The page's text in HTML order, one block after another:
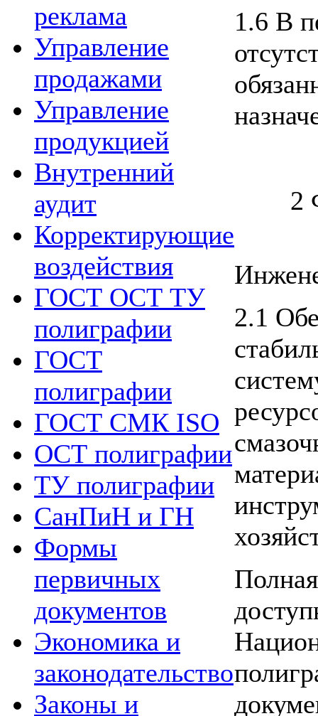
реклама
Управление
продажами
Управление
продукцией
Внутренний
аудит
Корректирующие
воздействия
ГОСТ ОСТ ТУ
полиграфии
ГОСТ
полиграфии
ГОСТ СМК ISO
ОСТ полиграфии
ТУ полиграфии
СанПиН и ГН
Формы
первичных
документов
Экономика и
законодательство
Законы и
1.6 В
2
2.1